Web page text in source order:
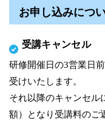
お申し込みにつ
受講キャンセル
研修開催日の3営業日
受けいたします。
それ以降のキャンセル
額）となり受講料のご